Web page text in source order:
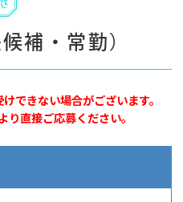
補・常勤）
できない場合がございます。
直接ご応募ください。